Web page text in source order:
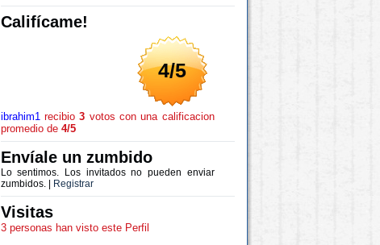
Califícame!
4/5
ibrahim1recibio3 votos con una calificacion
promedio de 4/5
Envíale un zumbido
Lo sentimos. Los invitados no pueden enviar
zumbidos. |
Registrar
Visitas
3 personas han visto este Perfil